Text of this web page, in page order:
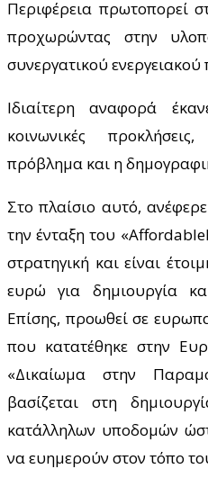
Περιφέρεια πρωτοπορεί
προχωρώντας στην
συνεργατικού
Ιδιαίτερη αναφορά
κοινωνικές
πρόβλημα και η
Στο πλαίσιο αυτό,
την ένταξη του
στρατηγική και είναι
ευρώ για δημιουργία
Επίσης, προωθεί σε
που κατατέθηκε στην
«Δικαίωμα στην
βασίζεται στη
κατάλληλων υποδομών
να ευημερούν στον τόπο